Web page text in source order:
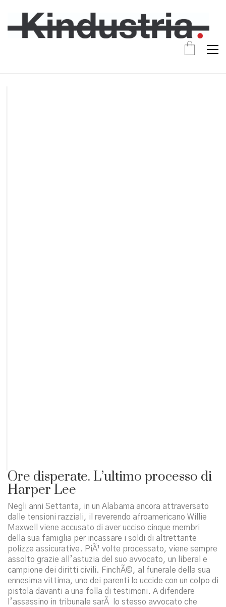
Ore disperate. L’ultimo processo di
Harper Lee
Negli anni Settanta, in un Alabama ancora attraversato
dalle tensioni razziali, il reverendo afroamericano Willie
Maxwell viene accusato di aver ucciso cinque membri
della sua famiglia per incassare i soldi di altrettante
polizze assicurative. PiÃ¹ volte processato, viene sempre
assolto grazie all’astuzia del suo avvocato, un liberal e
campione dei diritti civili. FinchÃ©, al funerale della sua
ennesima vittima, uno dei parenti lo uccide con un colpo di
pistola davanti a una folla di testimoni. A difendere
l’assassino in tribunale sarÃ lo stesso avvocato che